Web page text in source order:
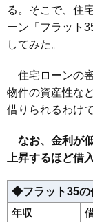
る。そこで、住
ーン「フラット
してみた。
住宅ローンの
物件の資産性な
借りられるわけ
なお、金利が
上昇するほど借
◆フラット35の
年収